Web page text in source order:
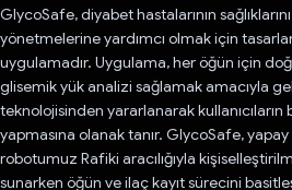
GlycoSafe, diyabet hastalarının
yönetmelerine yardımcı olmak için
uygulamadır. Uygulama, her öğün için
glisemik yük analizi sağlamak amacıyla
teknolojisinden yararlanarak
yapmasına olanak tanır. GlycoSafe,
robotumuz Rafiki aracılığıyla
sunarken öğün ve ilaç kayıt sürecini